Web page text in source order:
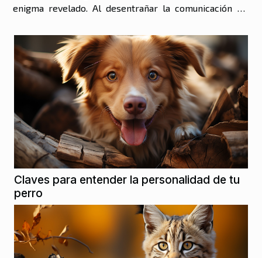
enigma revelado. Al desentrañar la comunicación de
profunda de sus necesidades y...
Claves para entender la personalidad de tu
perro